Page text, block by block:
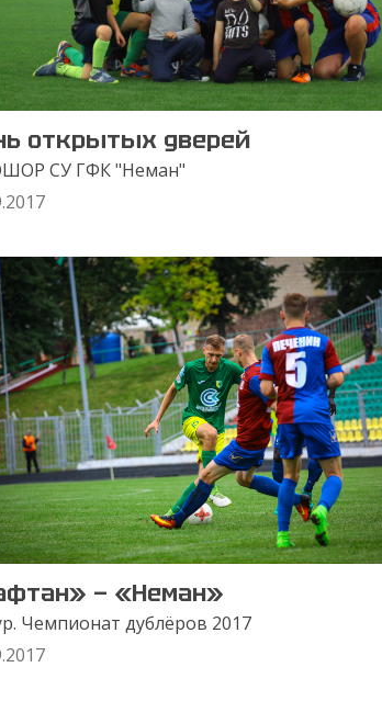
открытых дверей
СУ ГФК "Неман"
— «Неман»
Чемпионат дублёров 2017